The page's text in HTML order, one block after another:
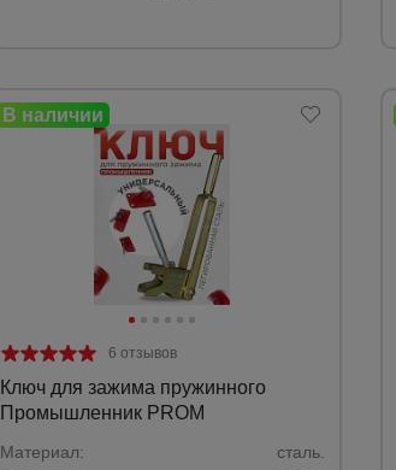
6 отзывов
Ключ для зажима пружинного
Промышленник PROM
Материал:
сталь.